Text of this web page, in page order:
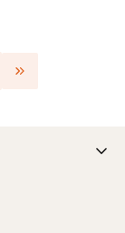
Przejdź do